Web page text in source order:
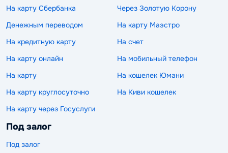
На карту Сбербанка
Через Золотую Корону
Денежным переводом
На карту Маэстро
На кредитную карту
На счет
На карту онлайн
На мобильный телефон
На карту
На кошелек Юмани
На карту круглосуточно
На Киви кошелек
На карту через Госуслуги
Под залог
Под залог